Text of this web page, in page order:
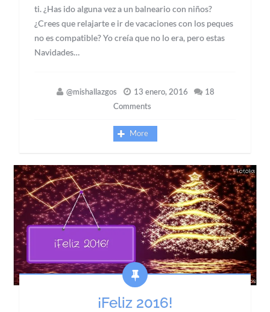
ti. ¿Has ido alguna vez a un balneario con niños?
¿Crees que relajarte e ir de vacaciones con los peques
no es compatible? Yo creía que no lo era, pero estas
Navidades…
@mishallazgos 13 enero, 2016
18
Comments
More
¡Feliz 2016!